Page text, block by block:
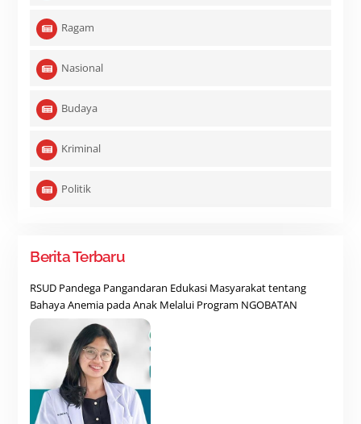
Ragam
Nasional
Budaya
Kriminal
Politik
Berita Terbaru
RSUD Pandega Pangandaran Edukasi Masyarakat tentang
Bahaya Anemia pada Anak Melalui Program NGOBATAN